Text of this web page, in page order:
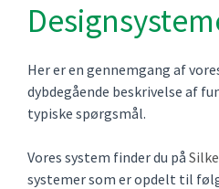
Her er en gennemgang af
dybdegående beskrivelse af
typiske spørgsmål.
Vores system finder du på
systemer som er opdelt til